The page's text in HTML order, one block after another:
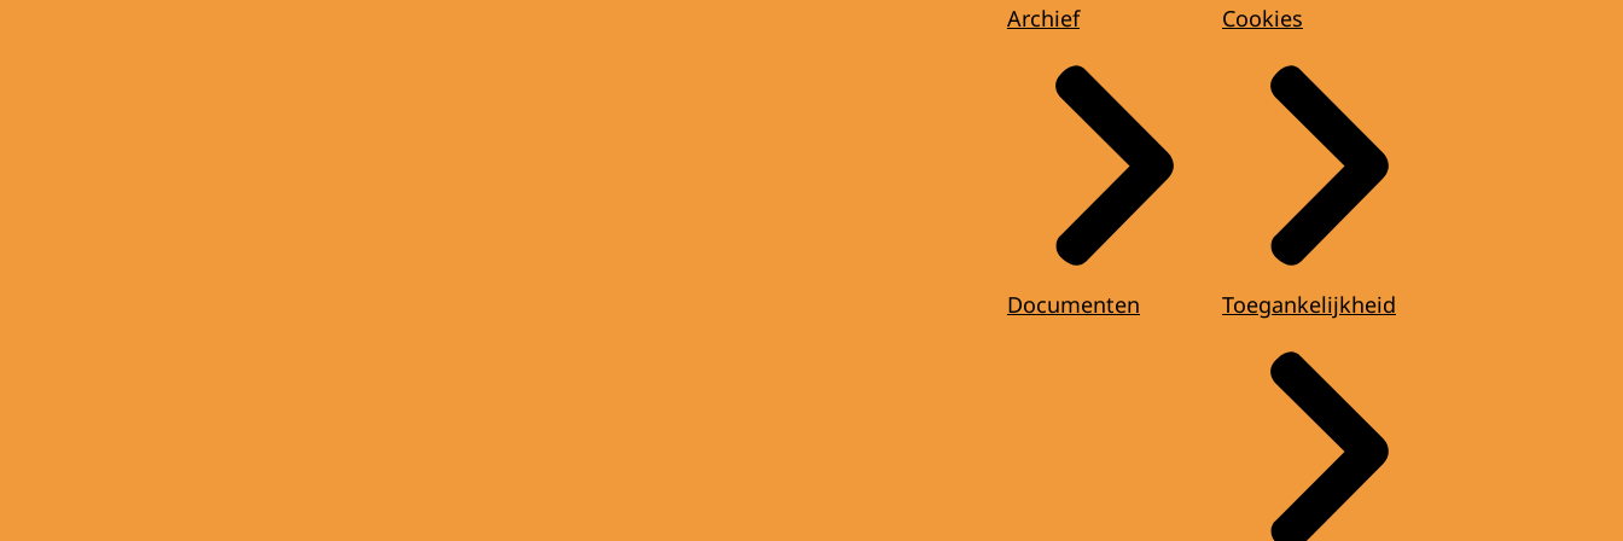
Archief
Documenten
Cookies
Toegankelijkheid